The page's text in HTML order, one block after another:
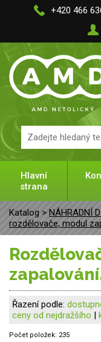
+420 466
Hlavní
strana
Katalog > NÁHRADNÍ
rozdělovače, modul
rozdělovače, modul
Řazení podle:
ceny od nejdražšího |
Počet položek: 235